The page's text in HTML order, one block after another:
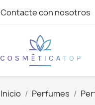
Contacte con nosotros
Inicio Perfumes